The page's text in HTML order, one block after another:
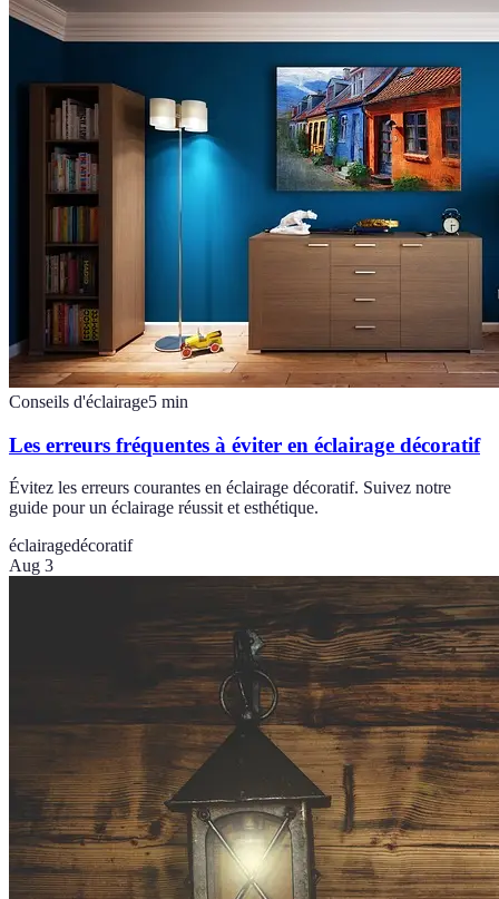
Conseils d'éclairage5 min
Les erreurs fréquentes à éviter en éclairage décoratif
Évitez les erreurs courantes en éclairage décoratif. Suivez notre
guide pour un éclairage réussit et esthétique.
éclairagedécoratif
Aug 3